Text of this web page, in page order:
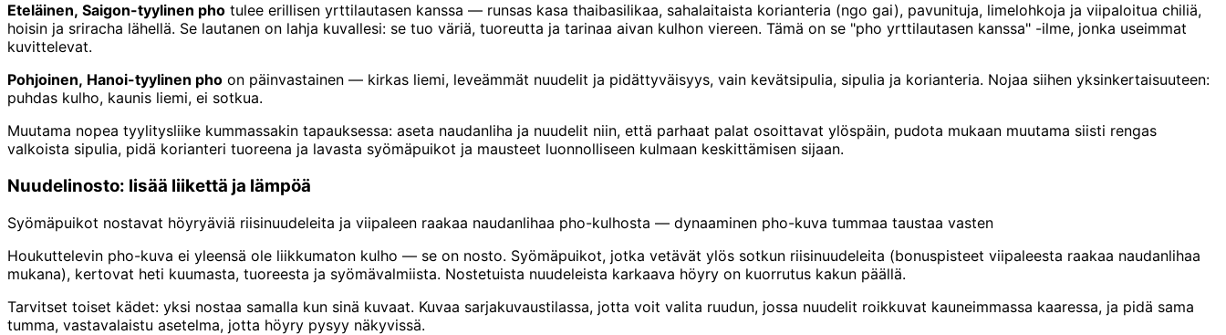
Eteläinen, Saigon-tyylinen pho tulee erillisen yrttilautasen kanssa — runsas kasa thaibasilikaa, sahalaitaista korianteria (ngo gai), pavunituja, limelohkoja ja viipaloitua chiliä,
hoisin ja sriracha lähellä. Se lautanen on lahja kuvallesi: se tuo väriä, tuoreutta ja tarinaa aivan kulhon viereen. Tämä on se "pho yrttilautasen kanssa" -ilme, jonka useimmat
kuvittelevat.
Pohjoinen, Hanoi-tyylinen pho on päinvastainen — kirkas liemi, leveämmät nuudelit ja pidättyväisyys, vain kevätsipulia, sipulia ja korianteria. Nojaa siihen yksinkertaisuuteen:
puhdas kulho, kaunis liemi, ei sotkua.
Muutama nopea tyylitysliike kummassakin tapauksessa: aseta naudanliha ja nuudelit niin, että parhaat palat osoittavat ylöspäin, pudota mukaan muutama siisti rengas
valkoista sipulia, pidä korianteri tuoreena ja lavasta syömäpuikot ja mausteet luonnolliseen kulmaan keskittämisen sijaan.
Nuudelinosto: lisää liikettä ja lämpöä
Syömäpuikot nostavat höyryäviä riisinuudeleita ja viipaleen raakaa naudanlihaa pho-kulhosta — dynaaminen pho-kuva tummaa taustaa vasten
Houkuttelevin pho-kuva ei yleensä ole liikkumaton kulho — se on nosto. Syömäpuikot, jotka vetävät ylös sotkun riisinuudeleita (bonuspisteet viipaleesta raakaa naudanlihaa
mukana), kertovat heti kuumasta, tuoreesta ja syömävalmiista. Nostetuista nuudeleista karkaava höyry on kuorrutus kakun päällä.
Tarvitset toiset kädet: yksi nostaa samalla kun sinä kuvaat. Kuvaa sarjakuvaustilassa, jotta voit valita ruudun, jossa nuudelit roikkuvat kauneimmassa kaaressa, ja pidä sama
tumma, vastavalaistu asetelma, jotta höyry pysyy näkyvissä.